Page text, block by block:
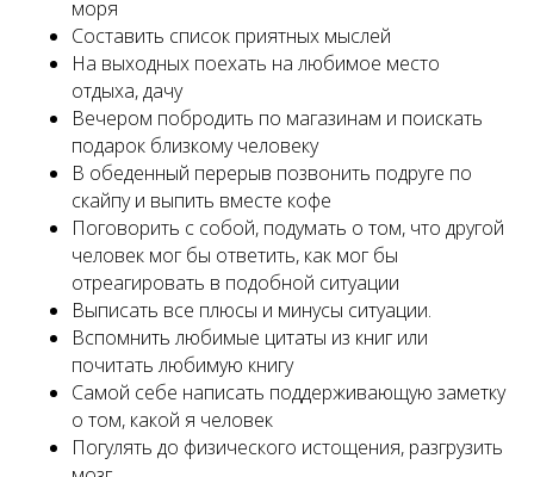
моря
Составить список приятных мыслей
На выходных поехать на любимое место
отдыха, дачу
Вечером побродить по магазинам и поискать
подарок близкому человеку
В обеденный перерыв позвонить подруге по
скайпу и выпить вместе кофе
Поговорить с собой, подумать о том, что другой
человек мог бы ответить, как мог бы
отреагировать в подобной ситуации
Выписать все плюсы и минусы ситуации.
Вспомнить любимые цитаты из книг или
почитать любимую книгу
Самой себе написать поддерживающую заметку
о том, какой я человек
Погулять до физического истощения, разгрузить